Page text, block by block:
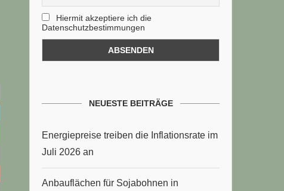
Hiermit akzeptiere ich die
Datenschutzbestimmungen
NEUESTE BEITRÄGE
Energiepreise treiben die Inflationsrate im
Juli 2026 an
Anbauflächen für Sojabohnen in